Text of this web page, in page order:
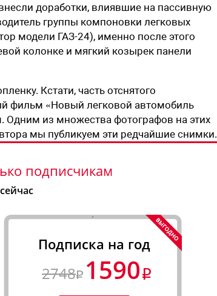
доработки, влиявшие на пассивную
группы компоновки легковых
модели ГАЗ-24), именно после этого
колонке и мягкий козырек панели
Кстати, часть отснятого
фильм «Новый легковой автомобиль
Одним из множества фотографов на этих
мы публикуем эти редчайшие снимки.
подписчикам
Подписка на год
2748 1590